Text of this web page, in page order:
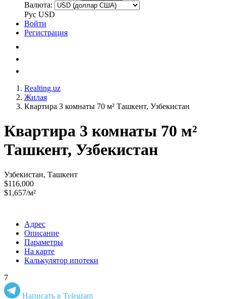
Валюта:
Рус USD
Войти
Регистрация
Realting.uz
Жилая
Квартира 3 комнаты 70 м² Ташкент, Узбекистан
Квартира 3 комнаты 70 м²
Ташкент, Узбекистан
Узбекистан, Ташкент
$116,000
$1,657/м²
Адрес
Описание
Параметры
На карте
Калькулятор ипотеки
7
Написать в Telegram